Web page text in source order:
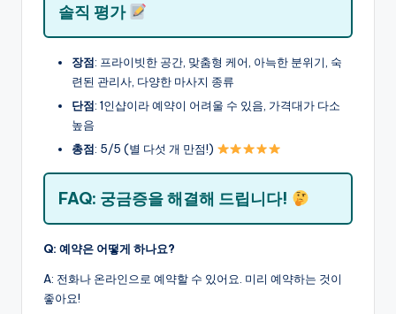
솔직 평가
장점: 프라이빗한 공간, 맞춤형 케어, 아늑한 분위기, 숙
련된 관리사, 다양한 마사지 종류
단점: 1인샵이라 예약이 어려울 수 있음, 가격대가 다소
높음
총점: 5/5 (별 다섯 개 만점!)
FAQ: 궁금증을 해결해 드립니다!
Q: 예약은 어떻게 하나요?
A: 전화나 온라인으로 예약할 수 있어요. 미리 예약하는 것이
좋아요!